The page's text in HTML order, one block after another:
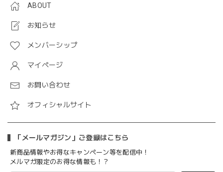
ABOUT
お知らせ
メンバーシップ
マイページ
お問い合わせ
オフィシャルサイト
「メールマガジン」ご登録はこちら
新商品情報やお得なキャンペーン等を配信中！
メルマガ限定のお得な情報も！？